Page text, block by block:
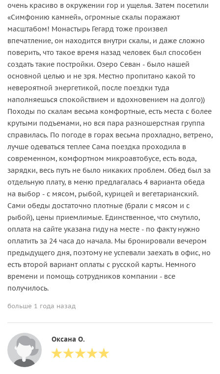
очень красиво в окружении гор и ущелья. Затем посетили
«Симфонию камней», огромные скалы поражают
масштабом! Монастырь Гегард тоже произвел
впечатление, он находится внутри скалы, и даже сложно
поверить, что такое время назад человек был способен
создать такие постройки. Озеро Севан - было нашей
основной целью и не зря. Местно пропитано какой то
невероятной энергетикой, после поездки туда
наполняешься спокойствием и вдохновением на долго))
Походы по скалам весьма комфортные, есть места с более
крутыми подъемами, но вся пара разношерстная группа
справилась. По погоде в горах весьма прохладно, ветрено,
лучше одеваться теплее Сама поездка проходила в
современном, комфортном микроавтобусе, есть вода,
зарядки, весь путь не было никаких проблем. Обед был за
отдельную плату, в меню предлагалась 4 варианта обеда
на выбор - с мясом, рыбой, курицей и вегетарианский.
Сами обеды достаточно плотные (брали с мясом и с
рыбой), цены приемлимые. Единственное, что смутило,
оплата на сайте указана гиду на месте - по факту нужно
оплатить за 24 часа до начала. Мы бронировали вечером
предыдущего дня, поэтому не успевали заехать в офис, но
есть второй вариант оплаты с русской карты. Немного
времени и помощь сотрудников компании - все
получилось.
больше 1 года назад
Оксана О.